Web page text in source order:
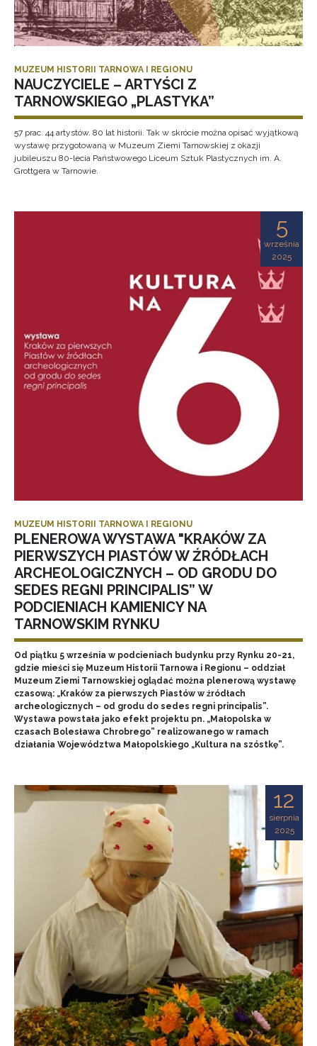
MUZEUM HISTORII TARNOWA I REGIONU
NAUCZYCIELE – ARTYŚCI Z
TARNOWSKIEGO „PLASTYKA”
57 prac. 44 artystów. 80 lat historii. Tak w skrócie można opisać wyjątkową
wystawę przygotowaną w Muzeum Ziemi Tarnowskiej z okazji
jubileuszu 80-lecia Państwowego Liceum Sztuk Plastycznych im. A.
Grottgera w Tarnowie.
5
września
2025
MUZEUM HISTORII TARNOWA I REGIONU
PLENEROWA WYSTAWA "KRAKÓW ZA
PIERWSZYCH PIASTÓW W ŹRÓDŁACH
ARCHEOLOGICZNYCH – OD GRODU DO
SEDES REGNI PRINCIPALIS” W
PODCIENIACH KAMIENICY NA
TARNOWSKIM RYNKU
Od piątku 5 września w podcieniach budynku przy Rynku 20-21,
gdzie mieści się Muzeum Historii Tarnowa i Regionu – oddział
Muzeum Ziemi Tarnowskiej oglądać można plenerową wystawę
czasową: „Kraków za pierwszych Piastów w źródłach
archeologicznych – od grodu do sedes regni principalis”.
Wystawa powstała jako efekt projektu pn. „Małopolska w
czasach Bolesława Chrobrego” realizowanego w ramach
działania Województwa Małopolskiego „Kultura na szóstkę”.
12
sierpnia
2025